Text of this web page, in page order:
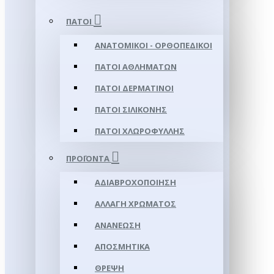
ΠΆΤΟΙ
ΑΝΑΤΟΜΙΚΟΊ - ΟΡΘΟΠΕΔΙΚΟΊ
ΠΆΤΟΙ ΑΘΛΗΜΆΤΩΝ
ΠΆΤΟΙ ΔΕΡΜΆΤΙΝΟΙ
ΠΆΤΟΙ ΣΙΛΙΚΌΝΗΣ
ΠΆΤΟΙ ΧΛΩΡΟΦΎΛΛΗΣ
ΠΡΟΪΌΝΤΑ
ΑΔΙΑΒΡΟΧΟΠΟΊΗΣΗ
ΑΛΛΑΓΉ ΧΡΏΜΑΤΟΣ
ΑΝΑΝΈΩΣΗ
ΑΠΟΣΜΗΤΙΚΆ
ΘΡΈΨΗ